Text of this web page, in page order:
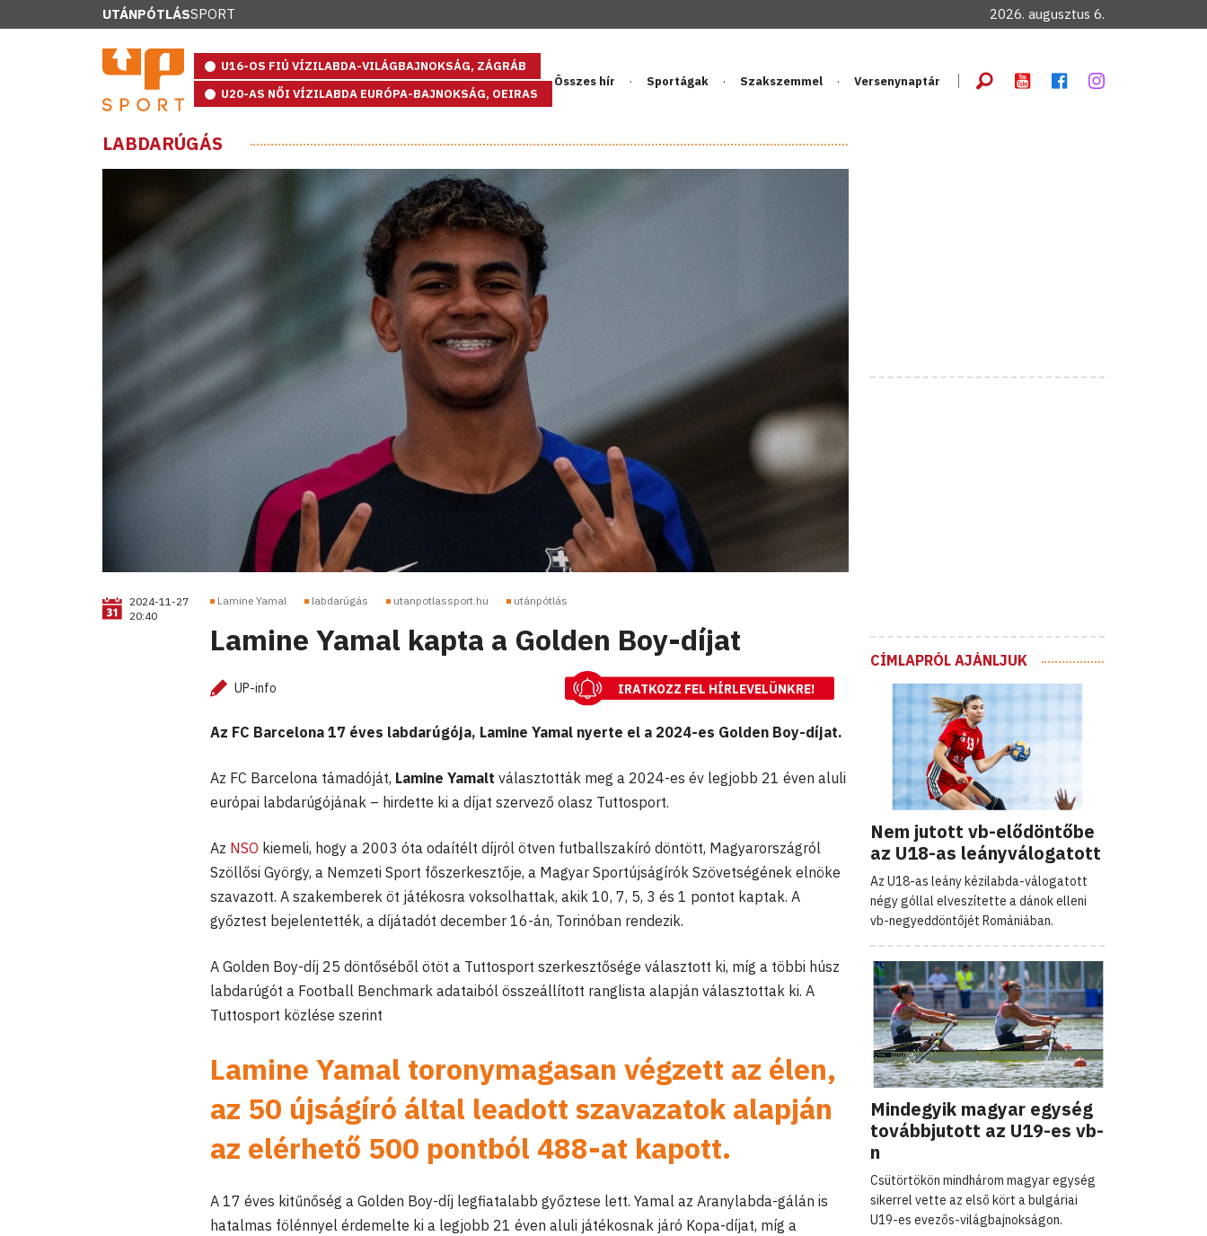
UTÁNPÓTLÁSSPORT 2026. augusztus 6.
U16-OS FIÚ VÍZILABDA-VILÁGBAJNOKSÁG, ZÁGRÁB
U20-AS NŐI VÍZILABDA EURÓPA-BAJNOKSÁG, OEIRAS
Összes hír Sportágak Szakszemmel Versenynaptár
LABDARÚGÁS
2024-11-27
20:40
Lamine Yamal labdarúgás utanpotlassport.hu utánpótlás
Lamine Yamal kapta a Golden Boy-díjat
UP-info IRATKOZZ FEL HÍRLEVELÜNKRE!
Az FC Barcelona 17 éves labdarúgója, Lamine Yamal nyerte el a 2024-es Golden Boy-díjat.
Az FC Barcelona támadóját, Lamine Yamalt választották meg a 2024-es év legjobb 21 éven aluli
európai labdarúgójának – hirdette ki a díjat szervező olasz Tuttosport.
Az NSO kiemeli, hogy a 2003 óta odaítélt díjról ötven futballszakíró döntött, Magyarországról
Szöllősi György, a Nemzeti Sport főszerkesztője, a Magyar Sportújságírók Szövetségének elnöke
szavazott. A szakemberek öt játékosra voksolhattak, akik 10, 7, 5, 3 és 1 pontot kaptak. A
győztest bejelentették, a díjátadót december 16-án, Torinóban rendezik.
A Golden Boy-díj 25 döntőséből ötöt a Tuttosport szerkesztősége választott ki, míg a többi húsz
labdarúgót a Football Benchmark adataiból összeállított ranglista alapján választottak ki. A
Tuttosport közlése szerint
Lamine Yamal toronymagasan végzett az élen,
az 50 újságíró által leadott szavazatok alapján
az elérhető 500 pontból 488-at kapott.
A 17 éves kitűnőség a Golden Boy-díj legfiatalabb győztese lett. Yamal az Aranylabda-gálán is
hatalmas fölénnyel érdemelte ki a legjobb 21 éven aluli játékosnak járó Kopa-díjat, míg a
CÍMLAPRÓL AJÁNLJUK
Nem jutott vb-elődöntőbe
az U18-as leányválogatott
Az U18-as leány kézilabda-válogatott
négy góllal elveszítette a dánok elleni
vb-negyeddöntőjét Romániában.
Mindegyik magyar egység
továbbjutott az U19-es vb-
n
Csütörtökön mindhárom magyar egység
sikerrel vette az első kört a bulgáriai
U19-es evezős-világbajnokságon.